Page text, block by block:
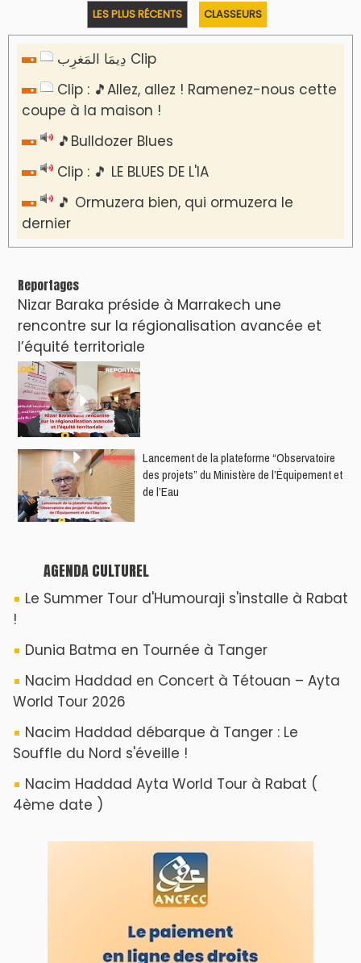
LES PLUS RÉCENTS CLASSEURS
دِيمَا المَغرِب Clip
Clip : 🎵Allez, allez ! Ramenez-nous cette
coupe à la maison !
🎵Bulldozer Blues
Clip : 🎵 LE BLUES DE L'IA
🎵 Ormuzera bien, qui ormuzera le
dernier
Reportages
Nizar Baraka préside à Marrakech une
rencontre sur la régionalisation avancée et
l’équité territoriale
​Lancement de la plateforme “Observatoire
des projets” du Ministère de l’Équipement et
de l’Eau
AGENDA CULTUREL
Le Summer Tour d'Humouraji s'installe à Rabat
!
Dunia Batma en Tournée à Tanger
Nacim Haddad en Concert à Tétouan – Ayta
World Tour 2026
Nacim Haddad débarque à Tanger : Le
Souffle du Nord s'éveille !
Nacim Haddad Ayta World Tour à Rabat (
4ème date )